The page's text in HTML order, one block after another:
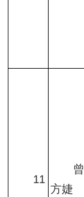
11
曾
方婕